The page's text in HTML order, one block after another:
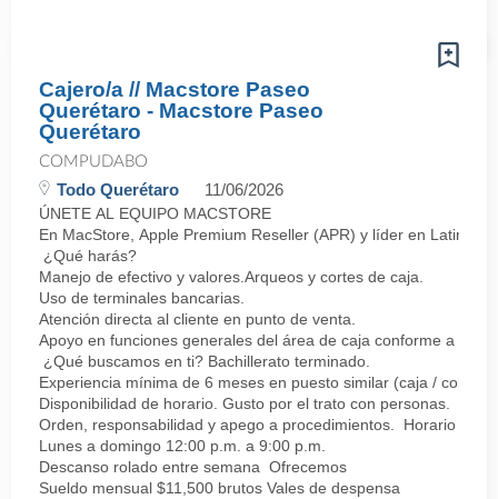
Cajero/a // Macstore Paseo
Querétaro - Macstore Paseo
Querétaro
COMPUDABO
Todo Querétaro 11/06/2026
ÚNETE AL EQUIPO MACSTORE
En MacStore, Apple Premium Reseller (APR) y líder en
¿Qué harás?
Manejo de efectivo y valores.Arqueos y cortes de caja.
Uso de terminales bancarias.
Atención directa al cliente en punto de venta.
Apoyo en funciones generales del área de caja conforme a
¿Qué buscamos en ti? Bachillerato terminado.
Experiencia mínima de 6 meses en puesto similar (caja / cobro).
Disponibilidad de horario. Gusto por el trato con personas.
Orden, responsabilidad y apego a procedimientos. Horario
Lunes a domingo 12:00 p.m. a 9:00 p.m.
Descanso rolado entre semana Ofrecemos
Sueldo mensual $11,500 brutos Vales de despensa